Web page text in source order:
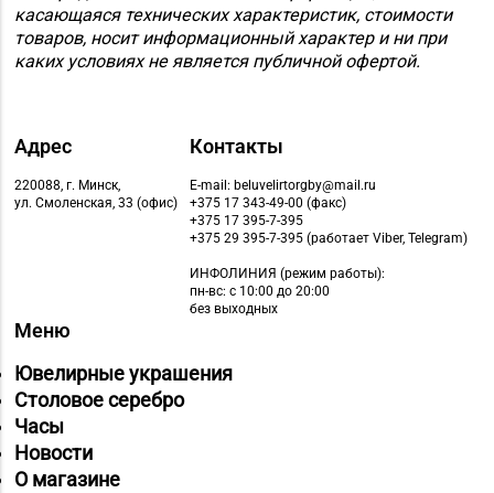
касающаяся технических характеристик, стоимости
товаров, носит информационный характер и ни при
каких условиях не является публичной офертой.
Адрес
220088, г. Минск,
ул. Смоленская, 33 (офис)
Контакты
E-mail: beluvelirtorgby@mail.ru
+375 17 343-49-00 (факс)
+375 17 395-7-395
+375 29 395-7-395 (работает Viber, Telegram)
ИНФОЛИНИЯ (режим работы):
пн-вс: с 10:00 до 20:00
без выходных
Меню
Ювелирные украшения
Столовое серебро
Часы
Новости
О магазине